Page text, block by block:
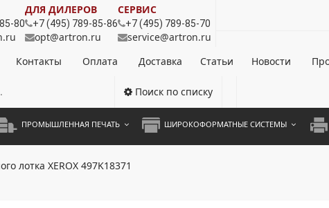
80
ДЛЯ ДИЛЕРОВ
+7 (495) 789-85-86
opt@artron.ru
СЕРВИС
+7 (495) 789-85-70
service@artron.ru
Контакты Оплата Доставка Статьи Новости
Поиск по списку
ПРОМЫШЛЕННАЯ ПЕЧАТЬ ШИРОКОФОРМАТНЫЕ СИСТЕМЫ
лотка XEROX 497K18371